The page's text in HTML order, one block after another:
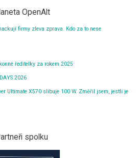
OpenAlt
firmy zleva zprava. Kdo za to nese
ředitelky za rokem 2025
2026
Ultimate X570 slibuje 100 W. Změřil jsem, jestli je
spolku